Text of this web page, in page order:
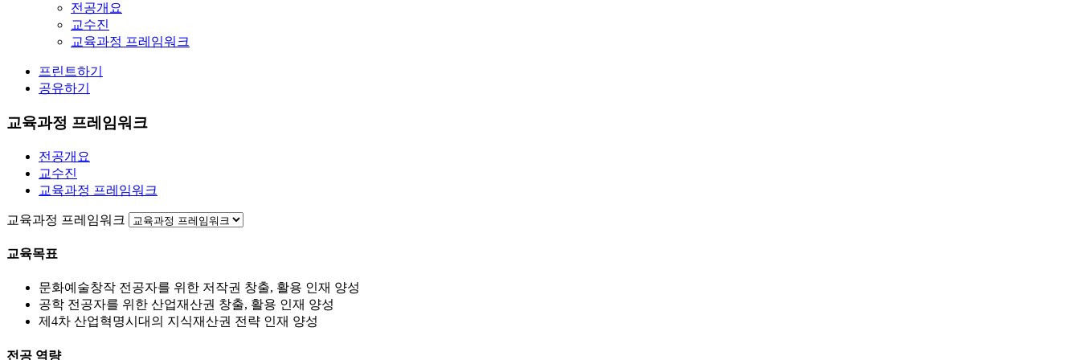
전공개요
교수진
교육과정 프레임워크
프린트하기
공유하기
교육과정 프레임워크
전공개요
교수진
교육과정 프레임워크
교육과정 프레임워크
교육목표
문화예술창작 전공자를 위한 저작권 창출, 활용 인재 양성
공학 전공자를 위한 산업재산권 창출, 활용 인재 양성
제4차 산업혁명시대의 지식재산권 전략 인재 양성
전공 역량